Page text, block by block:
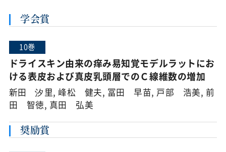
学会賞
10巻
ドライスキン由来の痒み易知覚モデルラットにお
ける表皮および真皮乳頭層でのＣ線維数の増加
新田 汐里, 峰松 健夫, 冨田 早苗, 戸部 浩美, 前
田 智徳, 真田 弘美
奨励賞